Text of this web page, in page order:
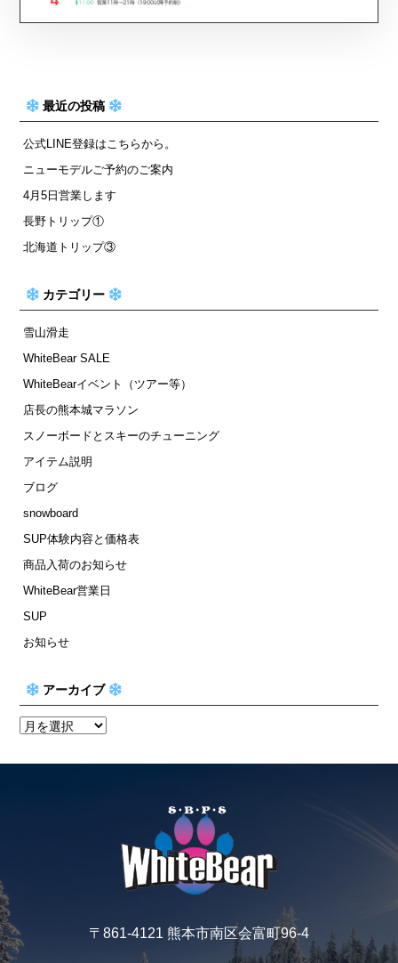
最近の投稿
公式LINE登録はこちらから。
ニューモデルご予約のご案内
4月5日営業します
長野トリップ①
北海道トリップ③
カテゴリー
雪山滑走
WhiteBear SALE
WhiteBearイベント（ツアー等）
店長の熊本城マラソン
スノーボードとスキーのチューニング
アイテム説明
ブログ
snowboard
SUP体験内容と価格表
商品入荷のお知らせ
WhiteBear営業日
SUP
お知らせ
アーカイブ
〒861-4121 熊本市南区会富町96-4